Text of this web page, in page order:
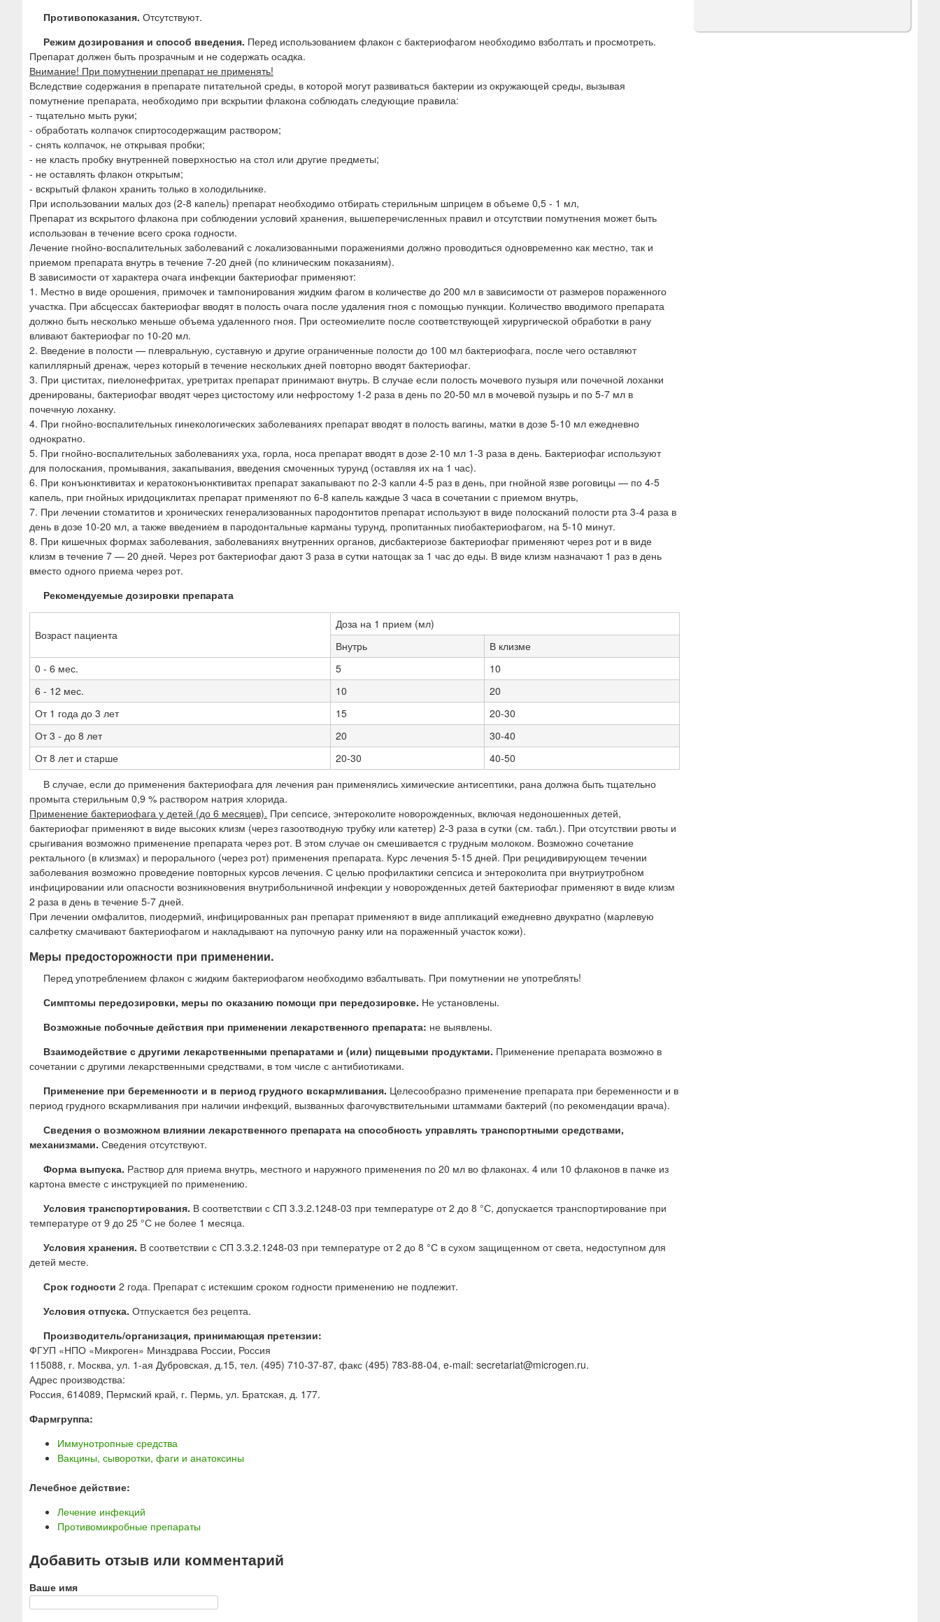
Противопоказания. Отсутствуют.
Режим дозирования и способ введения. Перед использованием флакон с бактериофагом необходимо взболтать и просмотреть.
Препарат должен быть прозрачным и не содержать осадка.
Внимание! При помутнении препарат не применять!
Вследствие содержания в препарате питательной среды, в которой могут развиваться бактерии из окружающей среды, вызывая
помутнение препарата, необходимо при вскрытии флакона соблюдать следующие правила:
- тщательно мыть руки;
- обработать колпачок спиртосодержащим раствором;
- снять колпачок, не открывая пробки;
- не класть пробку внутренней поверхностью на стол или другие предметы;
- не оставлять флакон открытым;
- вскрытый флакон хранить только в холодильнике.
При использовании малых доз (2-8 капель) препарат необходимо отбирать стерильным шприцем в объеме 0,5 - 1 мл,
Препарат из вскрытого флакона при соблюдении условий хранения, вышеперечисленных правил и отсутствии помутнения может быть
использован в течение всего срока годности.
Лечение гнойно-воспалительных заболеваний с локализованными поражениями должно проводиться одновременно как местно, так и
приемом препарата внутрь в течение 7-20 дней (по клиническим показаниям).
В зависимости от характера очага инфекции бактериофаг применяют:
1. Местно в виде орошения, примочек и тампонирования жидким фагом в количестве до 200 мл в зависимости от размеров пораженного
участка. При абсцессах бактериофаг вводят в полость очага после удаления гноя с помощью пункции. Количество вводимого препарата
должно быть несколько меньше объема удаленного гноя. При остеомиелите после соответствующей хирургической обработки в рану
вливают бактериофаг по 10-20 мл.
2. Введение в полости — плевральную, суставную и другие ограниченные полости до 100 мл бактериофага, после чего оставляют
капиллярный дренаж, через который в течение нескольких дней повторно вводят бактериофаг.
3. При циститах, пиелонефритах, уретритах препарат принимают внутрь. В случае если полость мочевого пузыря или почечной лоханки
дренированы, бактериофаг вводят через цистостому или нефростому 1-2 раза в день по 20-50 мл в мочевой пузырь и по 5-7 мл в
почечную лоханку.
4. При гнойно-воспалительных гинекологических заболеваниях препарат вводят в полость вагины, матки в дозе 5-10 мл ежедневно
однократно.
5. При гнойно-воспалительных заболеваниях уха, горла, носа препарат вводят в дозе 2-10 мл 1-3 раза в день. Бактериофаг используют
для полоскания, промывания, закапывания, введения смоченных турунд (оставляя их на 1 час).
6. При конъюнктивитах и кератоконъюнктивитах препарат закапывают по 2-3 капли 4-5 раз в день, при гнойной язве роговицы — по 4-5
капель, при гнойных иридоциклитах препарат применяют по 6-8 капель каждые 3 часа в сочетании с приемом внутрь,
7. При лечении стоматитов и хронических генерализованных пародонтитов препарат используют в виде полосканий полости рта 3-4 раза в
день в дозе 10-20 мл, а также введением в пародонтальные карманы турунд, пропитанных пиобактериофагом, на 5-10 минут.
8. При кишечных формах заболевания, заболеваниях внутренних органов, дисбактериозе бактериофаг применяют через рот и в виде
клизм в течение 7 — 20 дней. Через рот бактериофаг дают 3 раза в сутки натощак за 1 час до еды. В виде клизм назначают 1 раз в день
вместо одного приема через рот.
Рекомендуемые дозировки препарата
Возраст пациента
Доза на 1 прием (мл)
Внутрь
В клизме
0 - 6 мес.
5
10
6 - 12 мес.
10
20
От 1 года до 3 лет
15
20-30
От 3 - до 8 лет
20
30-40
От 8 лет и старше
20-30
40-50
В случае, если до применения бактериофага для лечения ран применялись химические антисептики, рана должна быть тщательно
промыта стерильным 0,9 % раствором натрия хлорида.
Применение бактериофага у детей (до 6 месяцев). При сепсисе, энтероколите новорожденных, включая недоношенных детей,
бактериофаг применяют в виде высоких клизм (через газоотводную трубку или катетер) 2-3 раза в сутки (см. табл.). При отсутствии рвоты и
срыгивания возможно применение препарата через рот. В этом случае он смешивается с грудным молоком. Возможно сочетание
ректального (в клизмах) и перорального (через рот) применения препарата. Курс лечения 5-15 дней. При рецидивирующем течении
заболевания возможно проведение повторных курсов лечения. С целью профилактики сепсиса и энтероколита при внутриутробном
инфицировании или опасности возникновения внутрибольничной инфекции у новорожденных детей бактериофаг применяют в виде клизм
2 раза в день в течение 5-7 дней.
При лечении омфалитов, пиодермий, инфицированных ран препарат применяют в виде аппликаций ежедневно двукратно (марлевую
салфетку смачивают бактериофагом и накладывают на пупочную ранку или на пораженный участок кожи).
Меры предосторожности при применении.
Перед употреблением флакон с жидким бактериофагом необходимо взбалтывать. При помутнении не употреблять!
Симптомы передозировки, меры по оказанию помощи при передозировке. Не установлены.
Возможные побочные действия при применении лекарственного препарата: не выявлены.
Взаимодействие с другими лекарственными препаратами и (или) пищевыми продуктами. Применение препарата возможно в
сочетании с другими лекарственными средствами, в том числе с антибиотиками.
Применение при беременности и в период грудного вскармливания. Целесообразно применение препарата при беременности и в
период грудного вскармливания при наличии инфекций, вызванных фагочувствительными штаммами бактерий (по рекомендации врача).
Сведения о возможном влиянии лекарственного препарата на способность управлять транспортными средствами,
механизмами. Сведения отсутствуют.
Форма выпуска. Раствор для приема внутрь, местного и наружного применения по 20 мл во флаконах. 4 или 10 флаконов в пачке из
картона вместе с инструкцией по применению.
Условия транспортирования. В соответствии с СП 3.3.2.1248-03 при температуре от 2 до 8 °С, допускается транспортирование при
температуре от 9 до 25 °С не более 1 месяца.
Условия хранения. В соответствии с СП 3.3.2.1248-03 при температуре от 2 до 8 °С в сухом защищенном от света, недоступном для
детей месте.
Срок годности 2 года. Препарат с истекшим сроком годности применению не подлежит.
Условия отпуска. Отпускается без рецепта.
Производитель/организация, принимающая претензии:
ФГУП «НПО «Микроген» Минздрава России, Россия
115088, г. Москва, ул. 1-ая Дубровская, д.15, тел. (495) 710-37-87, факс (495) 783-88-04, e-mail: secretariat@microgen.ru.
Адрес производства:
Россия, 614089, Пермский край, г. Пермь, ул. Братская, д. 177.
Фармгруппа:
Иммунотропные средства
Вакцины, сыворотки, фаги и анатоксины
Лечебное действие:
Лечение инфекций
Противомикробные препараты
Добавить отзыв или комментарий
Ваше имя